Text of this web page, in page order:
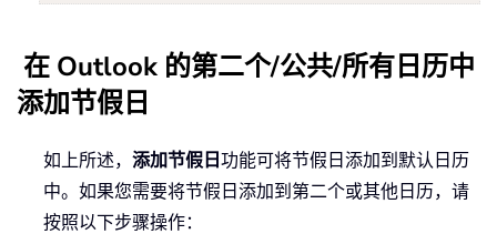
在 Outlook 的第二个/公共/所有日历中
添加节假日
如上所述， 添加节假日功能可将节假日添加到默认日历
中。如果您需要将节假日添加到第二个或其他日历，请
按照以下步骤操作：